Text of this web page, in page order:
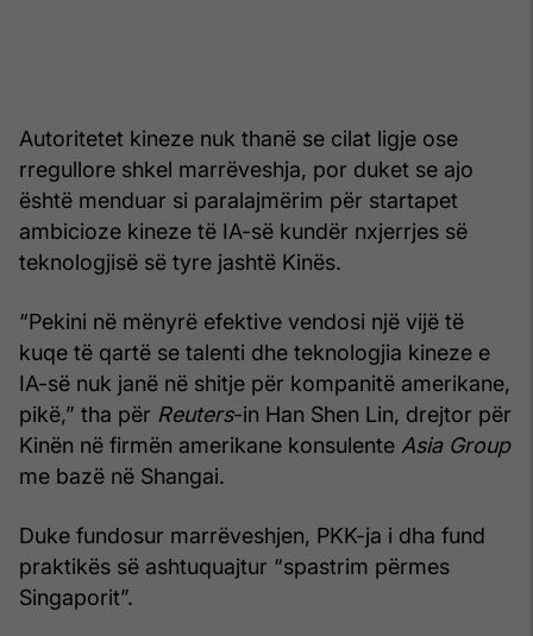
Autoritetet kineze nuk thanë se cilat ligje ose
rregullore shkel marrëveshja, por duket se ajo
është menduar si paralajmërim për startapet
ambicioze kineze të IA-së kundër nxjerrjes së
teknologjisë së tyre jashtë Kinës.
“Pekini në mënyrë efektive vendosi një vijë të
kuqe të qartë se talenti dhe teknologjia kineze e
IA-së nuk janë në shitje për kompanitë amerikane,
pikë,” tha për Reuters-in Han Shen Lin, drejtor për
Kinën në firmën amerikane konsulente Asia Group
me bazë në Shangai.
Duke fundosur marrëveshjen, PKK-ja i dha fund
praktikës së ashtuquajtur “spastrim përmes
Singaporit”.